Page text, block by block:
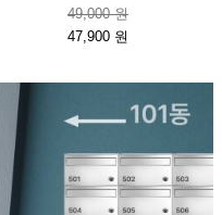
49,000 원
47,900 원